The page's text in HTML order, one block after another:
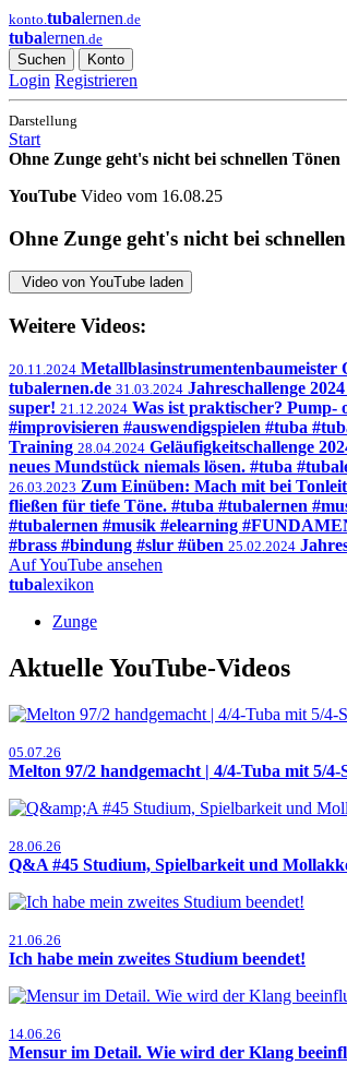
konto.tubalernen.de
tubalernen.de
Suchen
Konto
Login Registrieren
Darstellung
Start
Ohne Zunge geht's nicht bei schnellen Tönen
YouTube Video vom 16.08.25
Ohne Zunge geht's nicht bei
Video von YouTube laden
Weitere Videos:
20.11.2024 Metallblasinstrumentenbaumeister
tubalernen.de 31.03.2024 Jahreschallenge
super! 21.12.2024 Was ist praktischer? Pump-
#improvisieren #auswendigspielen #tuba
Training 28.04.2024 Geläufigkeitschallenge
neues Mundstück niemals lösen. #tuba
26.03.2023 Zum Einüben: Mach mit bei
fließen für tiefe Töne. #tuba #tubalernen
#tubalernen #musik #elearning
#brass #bindung #slur #üben 25.02.2024
Auf YouTube ansehen
tubalexikon
Zunge
Aktuelle YouTube-Videos
05.07.26
Melton 97/2 handgemacht | 4/4-Tuba mit 5/4-
28.06.26
Q&A #45 Studium, Spielbarkeit und
21.06.26
Ich habe mein zweites Studium beendet!
14.06.26
Mensur im Detail. Wie wird der Klang